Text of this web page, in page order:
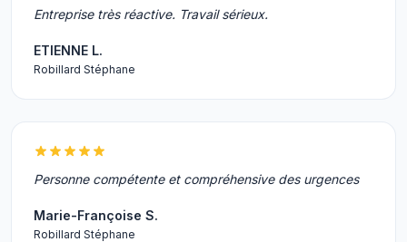
Entreprise très réactive. Travail sérieux.
ETIENNE L.
Robillard Stéphane
Personne compétente et compréhensive des urgences
Marie-Françoise S.
Robillard Stéphane